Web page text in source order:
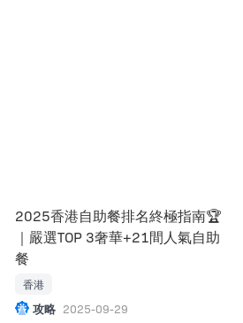
2025香港自助餐排名終極指南🏆
｜嚴選TOP 3奢華+21間人氣自助
餐
香港
攻略 2025-09-29